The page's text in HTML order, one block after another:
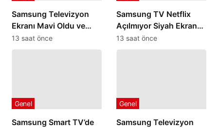
Samsung Televizyon
Ekranı Mavi Oldu ve
Düzelmiyorsa
13 saat önce
Samsung TV Netflix
Açılmıyor Siyah Ekranda
Kalıyorsa
13 saat önce
Samsung Smart TV’de
Genel
Samsung Televizyon
Genel